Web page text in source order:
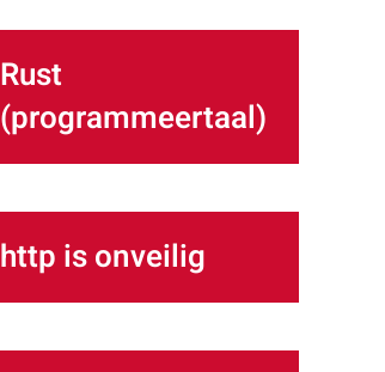
Rust
(programmeertaal)
http is onveilig